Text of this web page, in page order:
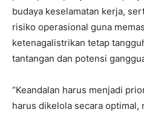
budaya keselamatan kerja,
risiko operasional guna
ketenagalistrikan tetap
tantangan dan potensi
“Keandalan harus menjadi
harus dikelola secara optimal,